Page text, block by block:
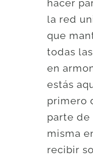
hacer
la red
que
todas
en
estás
primero
parte de
misma
recibir